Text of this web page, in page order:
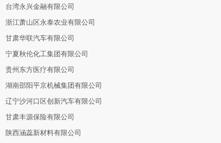
台湾永兴金融有限公司
浙江萧山区永泰农业有限公司
甘肃华联汽车有限公司
宁夏秋伦化工集团有限公司
贵州东方医疗有限公司
湖南邵阳平京机械集团有限公司
辽宁沙河口区创新汽车有限公司
甘肃丰源保险有限公司
陕西涵蕊新材料有限公司